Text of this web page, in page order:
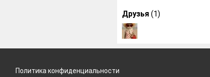
Друзья (1)
Политика конфиденциальности